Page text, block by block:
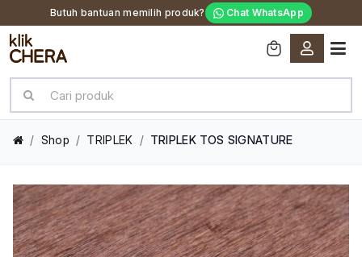
Butuh bantuan memilih produk? Chat WhatsApp
/ Shop / TRIPLEK / TRIPLEK TOS SIGNATURE